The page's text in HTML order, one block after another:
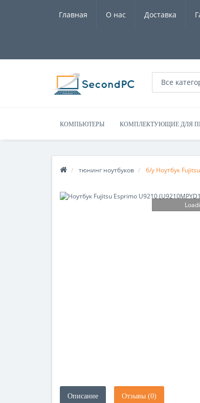
Главная О нас Доставка
Все
КОМПЬЮТЕРЫ КОМПЛЕКТУЮЩИЕ ДЛЯ
тюнинг ноутбуков б/у Ноутбук
Описание Отзывы (0)